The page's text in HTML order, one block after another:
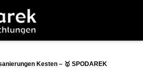
Kesten – 🥇 SPODAREK